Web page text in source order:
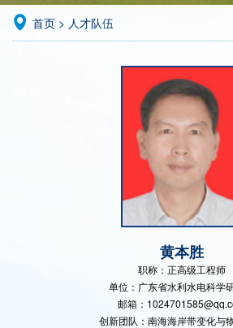
首页 > 人才队伍
黄本胜
职称：正高级工程师
单位：广东省水利水电科学
邮箱：
创新团队：南海海岸带变化与